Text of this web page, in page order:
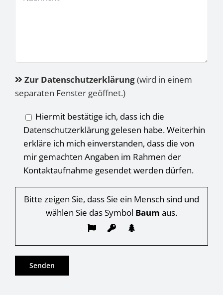
Zur Datenschutzerklärung(wird in einem
separaten Fenster geöffnet.)
Hiermit bestätige ich, dass ich die
Datenschutzerklärung gelesen habe. Weiterhin
erkläre ich mich einverstanden, dass die von
mir gemachten Angaben im Rahmen der
Kontaktaufnahme gesendet werden dürfen.
Bitte zeigen Sie, dass Sie ein Mensch sind und
wählen Sie das Symbol Baum aus.